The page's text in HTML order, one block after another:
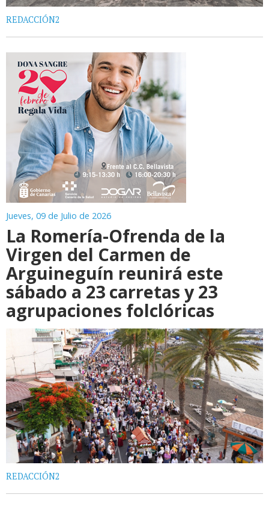
REDACCIÓN2
Jueves, 09 de Julio de 2026
La Romería-Ofrenda de la
Virgen del Carmen de
Arguineguín reunirá este
sábado a 23 carretas y 23
agrupaciones folclóricas
REDACCIÓN2